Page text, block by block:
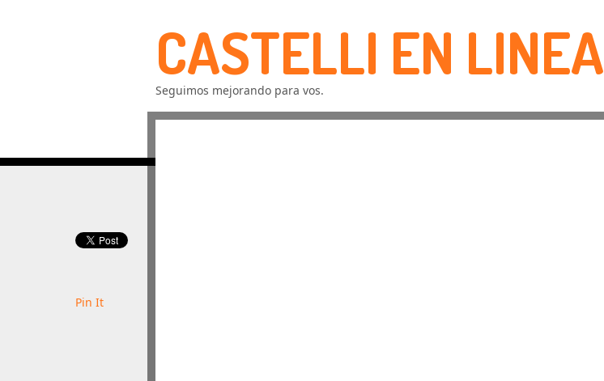
CASTELLI EN LINEA
Seguimos mejorando para vos.
Pin It